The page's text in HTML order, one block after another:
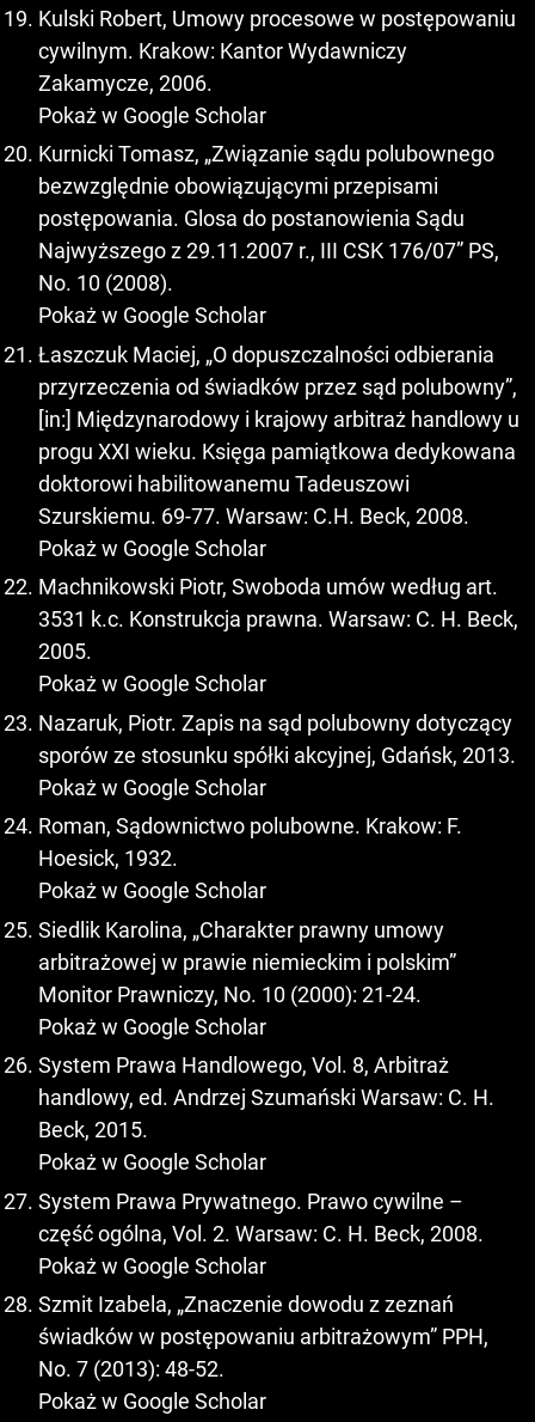
Kulski Robert, Umowy procesowe w postępowaniu
cywilnym. Krakow: Kantor Wydawniczy
Zakamycze, 2006.
Pokaż w Google Scholar
Kurnicki Tomasz, „Związanie sądu polubownego
bezwzględnie obowiązującymi przepisami
postępowania. Glosa do postanowienia Sądu
Najwyższego z 29.11.2007 r., III CSK 176/07” PS,
No. 10 (2008).
Pokaż w Google Scholar
Łaszczuk Maciej, „O dopuszczalności odbierania
przyrzeczenia od świadków przez sąd polubowny”,
[in:] Międzynarodowy i krajowy arbitraż handlowy u
progu XXI wieku. Księga pamiątkowa dedykowana
doktorowi habilitowanemu Tadeuszowi
Szurskiemu. 69-77. Warsaw: C.H. Beck, 2008.
Pokaż w Google Scholar
Machnikowski Piotr, Swoboda umów według art.
3531 k.c. Konstrukcja prawna. Warsaw: C. H. Beck,
2005.
Pokaż w Google Scholar
Nazaruk, Piotr. Zapis na sąd polubowny dotyczący
sporów ze stosunku spółki akcyjnej, Gdańsk, 2013.
Pokaż w Google Scholar
Roman, Sądownictwo polubowne. Krakow: F.
Hoesick, 1932.
Pokaż w Google Scholar
Siedlik Karolina, „Charakter prawny umowy
arbitrażowej w prawie niemieckim i polskim”
Monitor Prawniczy, No. 10 (2000): 21-24.
Pokaż w Google Scholar
System Prawa Handlowego, Vol. 8, Arbitraż
handlowy, ed. Andrzej Szumański Warsaw: C. H.
Beck, 2015.
Pokaż w Google Scholar
System Prawa Prywatnego. Prawo cywilne –
część ogólna, Vol. 2. Warsaw: C. H. Beck, 2008.
Pokaż w Google Scholar
Szmit Izabela, „Znaczenie dowodu z zeznań
świadków w postępowaniu arbitrażowym” PPH,
No. 7 (2013): 48-52.
Pokaż w Google Scholar